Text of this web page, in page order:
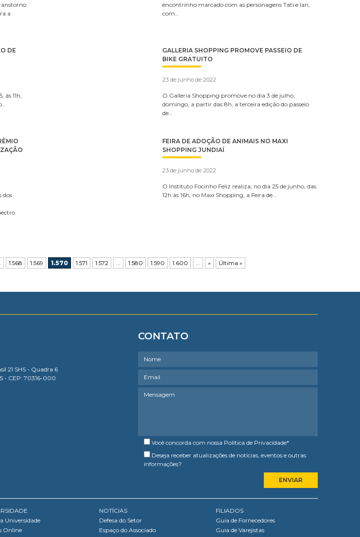
a
encontrinho marcado com as personagens Tati e Ian,
com…
DE
11h,
GALLERIA SHOPPING PROMOVE PASSEIO DE
BIKE GRATUITO
23 de junho de 2022
O Galleria Shopping promove no dia 3 de julho,
domingo, a partir das 8h, a terceira edição do passeio
de…
dos
FEIRA DE ADOÇÃO DE ANIMAIS NO MAXI
SHOPPING JUNDIAÍ
23 de junho de 2022
O Instituto Focinho Feliz realiza, no dia 25 de junho, das
12h às 16h, no Maxi Shopping, a Feira de…
1.568 1.569 1.570 1.571 1.572 1.580 1.590 1.600 » Última »
21 SHS - Quadra 6
- CEP: 70316-000
CONTATO
Você concorda com nossa Política de Privacidade*
Deseja receber atualizações de notícias, eventos e outras
informações?
Universidade
Online
NOTÍCIAS
Defesa do Setor
Espaço do Associado
FILIADOS
Guia de Fornecedores
Guia de Varejistas